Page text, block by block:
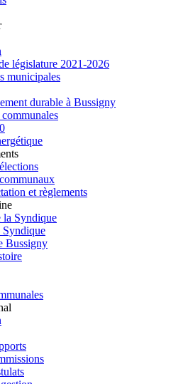
législature 2021-2026
municipales
durable à Bussigny
et règlements
Syndique
Bussigny